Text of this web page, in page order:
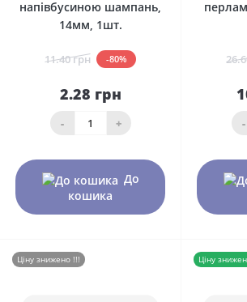
напівбусиною шампань,
14мм, 1шт.
11.40 грн -80%
2.28 грн
- +
До
кошика
-
Ціну знижено !!! Ціну